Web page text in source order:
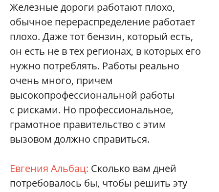
Железные дороги работают плохо,
обычное перераспределение работает
плохо. Даже тот бензин, который есть,
он есть не в тех регионах, в которых его
нужно потреблять. Работы реально
очень много, причем
высокопрофессиональной работы
с рисками. Но профессиональное,
грамотное правительство с этим
вызовом должно справиться.
Евгения Альбац: Сколько вам дней
потребовалось бы, чтобы решить эту